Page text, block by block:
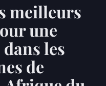
meilleurs
une
les
de